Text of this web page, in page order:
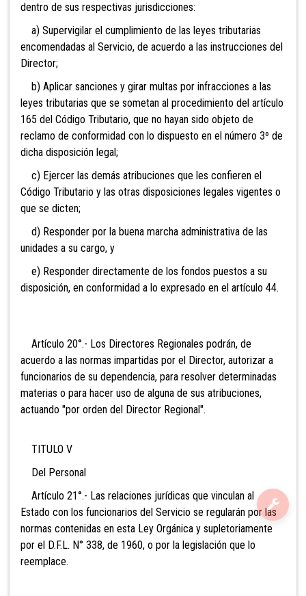
dentro de sus respectivas jurisdicciones:
a) Supervigilar el cumplimiento de las leyes tributarias
encomendadas al Servicio, de acuerdo a las instrucciones del
Director;
b) Aplicar sanciones y girar multas por infracciones a las
leyes tributarias que se sometan al procedimiento del artículo
165 del Código Tributario, que no hayan sido objeto de
reclamo de conformidad con lo dispuesto en el número 3º de
dicha disposición legal;
c) Ejercer las demás atribuciones que les confieren el
Código Tributario y las otras disposiciones legales vigentes o
que se dicten;
d) Responder por la buena marcha administrativa de las
unidades a su cargo, y
e) Responder directamente de los fondos puestos a su
disposición, en conformidad a lo expresado en el artículo 44.
Artículo 20°.- Los Directores Regionales podrán, de
acuerdo a las normas impartidas por el Director, autorizar a
funcionarios de su dependencia, para resolver determinadas
materias o para hacer uso de alguna de sus atribuciones,
actuando "por orden del Director Regional".
TITULO V
Del Personal
Artículo 21°.- Las relaciones jurídicas que vinculan al
Estado con los funcionarios del Servicio se regularán por las
normas contenidas en esta Ley Orgánica y supletoriamente
por el D.F.L. N° 338, de 1960, o por la legislación que lo
reemplace.